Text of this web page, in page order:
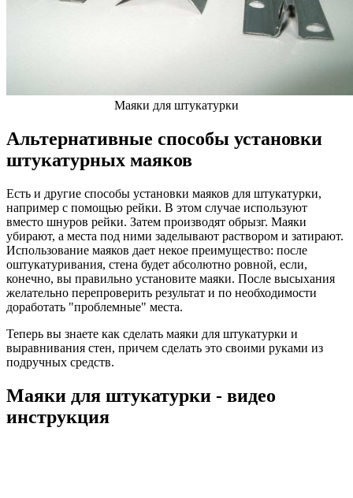
Маяки для штукатурки
Альтернативные способы установки
штукатурных маяков
Есть и другие способы установки маяков для штукатурки,
например с помощью рейки. В этом случае используют
вместо шнуров рейки. Затем производят обрызг. Маяки
убирают, а места под ними заделывают раствором и затирают.
Использование маяков дает некое преимущество: после
оштукатуривания, стена будет абсолютно ровной, если,
конечно, вы правильно установите маяки. После высыхания
желательно перепроверить результат и по необходимости
доработать "проблемные" места.
Теперь вы знаете как сделать маяки для штукатурки и
выравнивания стен, причем сделать это своими руками из
подручных средств.
Маяки для штукатурки - видео
инструкция